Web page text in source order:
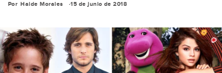
Por Haide Morales 15 de junio de 2018